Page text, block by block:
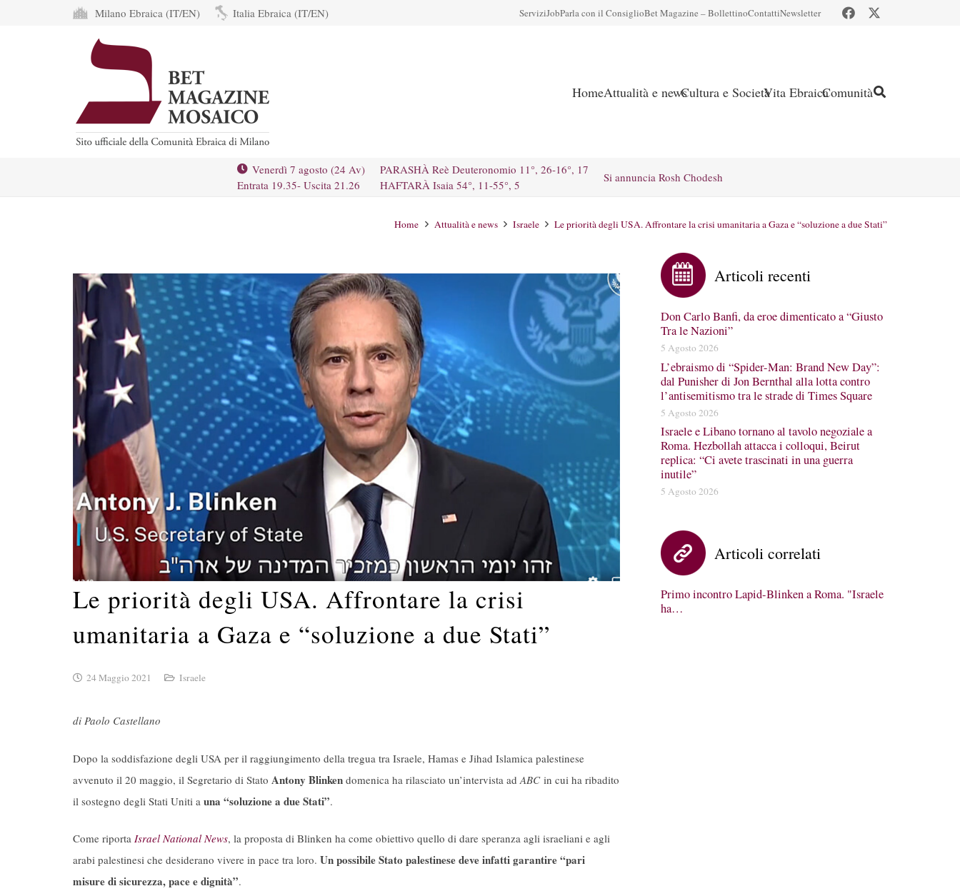
Milano Ebraica (IT/EN) Italia Ebraica (IT/EN) ServiziJobParla con il ConsiglioBet Magazine – BollettinoContattiNewsletter
HomeAttualità e newsCultura e SocietàVita EbraicaComunità
Venerdì 7 agosto (24 Av)
Entrata 19.35- Uscita 21.26
PARASHÀ Reè Deuteronomio 11°, 26-16°, 17
HAFTARÀ Isaia 54°, 11-55°, 5
Si annuncia Rosh Chodesh
Home Attualità e news Israele Le priorità degli USA. Affrontare la crisi umanitaria a Gaza e “soluzione a due Stati”
Le priorità degli USA. Affrontare la crisi
umanitaria a Gaza e “soluzione a due Stati”
24 Maggio 2021 Israele
di Paolo Castellano
Dopo la soddisfazione degli USA per il raggiungimento della tregua tra Israele, Hamas e Jihad Islamica palestinese
avvenuto il 20 maggio, il Segretario di Stato Antony Blinken domenica ha rilasciato un’intervista ad ABC in cui ha ribadito
il sostegno degli Stati Uniti a una “soluzione a due Stati”.
Come riporta Israel National News, la proposta di Blinken ha come obiettivo quello di dare speranza agli israeliani e agli
arabi palestinesi che desiderano vivere in pace tra loro. Un possibile Stato palestinese deve infatti garantire “pari
misure di sicurezza, pace e dignità”.
Articoli recenti
Don Carlo Banfi, da eroe dimenticato a “Giusto
Tra le Nazioni”
5 Agosto 2026
L’ebraismo di “Spider-Man: Brand New Day”:
dal Punisher di Jon Bernthal alla lotta contro
l’antisemitismo tra le strade di Times Square
5 Agosto 2026
Israele e Libano tornano al tavolo negoziale a
Roma. Hezbollah attacca i colloqui, Beirut
replica: “Ci avete trascinati in una guerra
inutile”
5 Agosto 2026
Articoli correlati
Primo incontro Lapid-Blinken a Roma. "Israele
ha…